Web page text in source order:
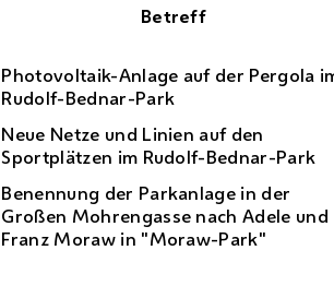
Betreff
Photovoltaik-Anlage auf der Pergola
Rudolf-Bednar-Park
Neue Netze und Linien auf den
Sportplätzen im Rudolf-Bednar-Park
Benennung der Parkanlage in der
Großen Mohrengasse nach Adele und
Franz Moraw in "Moraw-Park"